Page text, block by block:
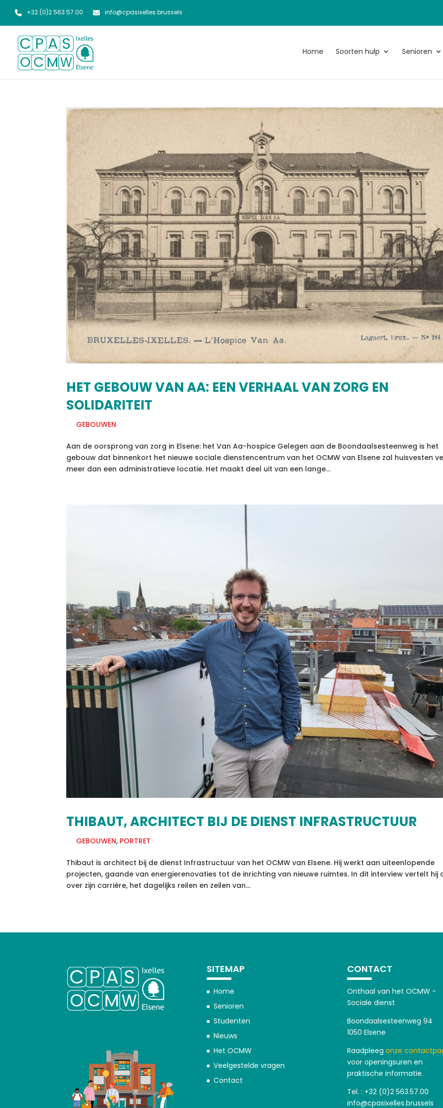
+32 (0)2 563.57.00 info@cpasixelles.brussels
Home Soorten hulp Senioren
HET GEBOUW VAN AA: EEN VERHAAL VAN ZORG EN
SOLIDARITEIT
GEBOUWEN
Aan de oorsprong van zorg in Elsene: het Van Aa-hospice Gelegen aan de Boondaalsesteenweg is het
gebouw dat binnenkort het nieuwe sociale dienstencentrum van het OCMW van Elsene zal huisvesten
meer dan een administratieve locatie. Het maakt deel uit van een lange...
THIBAUT, ARCHITECT BIJ DE DIENST INFRASTRUCTUUR
GEBOUWEN, PORTRET
Thibaut is architect bij de dienst Infrastructuur van het OCMW van Elsene. Hij werkt aan uiteenlopende
projecten, gaande van energierenovaties tot de inrichting van nieuwe ruimtes. In dit interview vertelt hij
over zijn carrière, het dagelijks reilen en zeilen van...
SITEMAP
Home
Senioren
Studenten
Nieuws
Het OCMW
Veelgestelde vragen
Contact
CONTACT
Onthaal van het OCMW -
Sociale dienst
Boondaalsesteenweg 94
1050 Elsene
Raadpleeg onze
voor openingsuren en
praktische informatie.
Tel. : +32 (0)2 563.57.00
info@cpasixelles.brussels